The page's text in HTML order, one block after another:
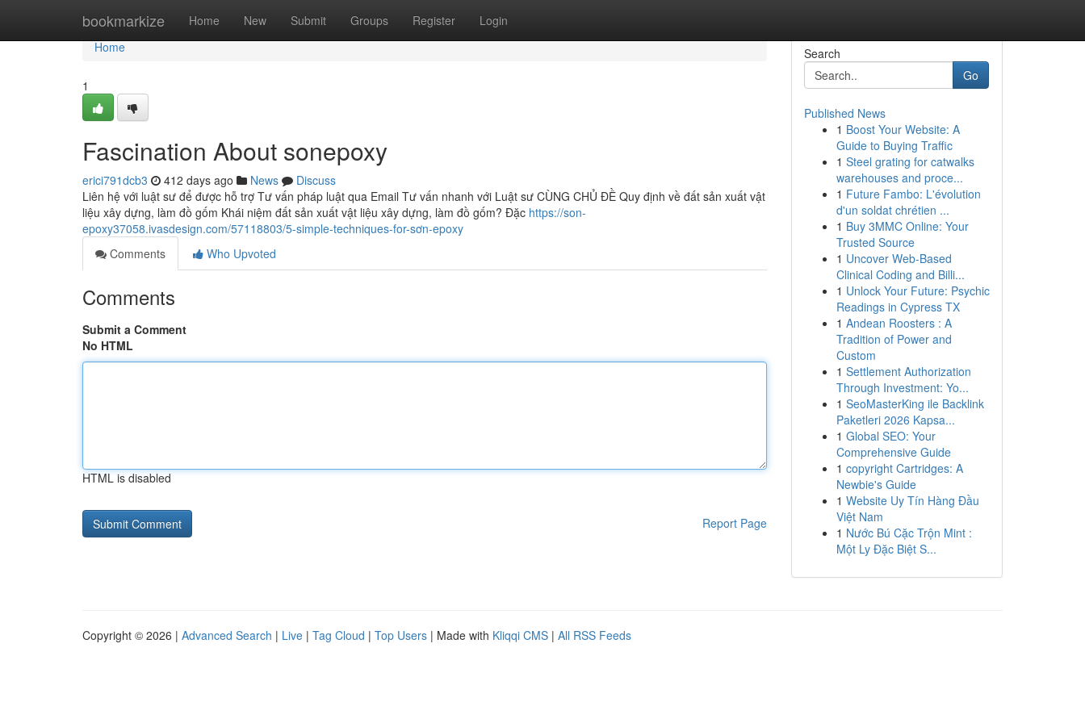
bookmarkize Home New Submit Groups Register Login
Home
Home
1
Fascination About sonepoxy
erici791dcb3 412 days ago News
Discuss
Liên hệ với luật sư để được hỗ trợ Tư vấn pháp luật qua Email Tư vấn nhanh với Luật sư CÙNG CHỦ ĐỀ Quy định về đất sản xuất vật
liệu xây dựng, làm đồ gốm Khái niệm đất sản xuất vật liệu xây dựng, làm đồ gốm? Đặc https://son-
epoxy37058.ivasdesign.com/57118803/5-simple-techniques-for-sơn-epoxy
Comments
Who Upvoted
Comments
Submit a Comment
No HTML
HTML is disabled
Report Page
Search
Go
Published News
1 Boost Your Website: A
Guide to Buying Traffic
1 Steel grating for catwalks
warehouses and proce...
1 Future Fambo: L'évolution
d'un soldat chrétien ...
1 Buy 3MMC Online: Your
Trusted Source
1 Uncover Web-Based
Clinical Coding and Billi...
1 Unlock Your Future: Psychic
Readings in Cypress TX
1 Andean Roosters : A
Tradition of Power and
Custom
1 Settlement Authorization
Through Investment: Yo...
1 SeoMasterKing ile Backlink
Paketleri 2026 Kapsa...
1 Global SEO: Your
Comprehensive Guide
1 copyright Cartridges: A
Newbie's Guide
1 Website Uy Tín Hàng Đầu
Việt Nam
1 Nước Bú Cặc Trộn Mint :
Một Ly Đặc Biệt S...
Copyright © 2026 | Advanced Search | Live | Tag Cloud | Top Users | Made with Kliqqi CMS | All RSS Feeds